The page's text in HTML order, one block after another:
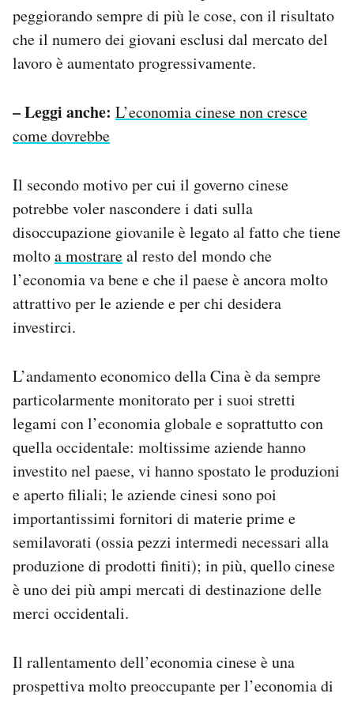
peggiorando sempre di più le cose, con il risultato
che il numero dei giovani esclusi dal mercato del
lavoro è aumentato progressivamente.
– Leggi anche: L’economia cinese non cresce
come dovrebbe
Il secondo motivo per cui il governo cinese
potrebbe voler nascondere i dati sulla
disoccupazione giovanile è legato al fatto che tiene
moltoa mostrareal resto del mondo che
l’economia va bene e che il paese è ancora molto
attrattivo per le aziende e per chi desidera
investirci.
L’andamento economico della Cina è da sempre
particolarmente monitorato per i suoi stretti
legami con l’economia globale e soprattutto con
quella occidentale: moltissime aziende hanno
investito nel paese, vi hanno spostato le produzioni
e aperto filiali; le aziende cinesi sono poi
importantissimi fornitori di materie prime e
semilavorati (ossia pezzi intermedi necessari alla
produzione di prodotti finiti); in più, quello cinese
è uno dei più ampi mercati di destinazione delle
merci occidentali.
Il rallentamento dell’economia cinese è una
prospettiva molto preoccupante per l’economia di